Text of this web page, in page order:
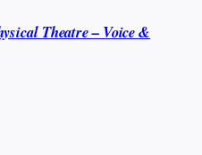
Theatre – Voice &